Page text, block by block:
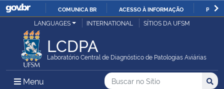
IR
COMUNICA BR ACESSO À INFORMAÇÃO
Ministério da Justiça e Segurança Pública
Ministério da Defesa
LANGUAGES INTERNATIONAL SÍTIOS DA UFSM
LCDPA
Laboratório Central de Diagnóstico de Patologias Aviárias
Menu Menu Principal do Sítio
Busca
Buscar no no Sítio
Busca: